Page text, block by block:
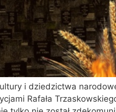
i dziedzictwa
Rafała